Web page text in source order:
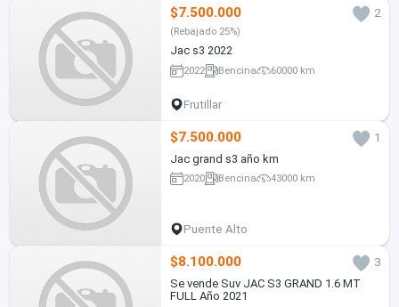
$7.500.000 2
(Rebajado 25%)
Jac s3 2022
2022 Bencina 60000 km
Frutillar
$7.500.000
1
Jac grand s3 año km
2020 Bencina 43000 km
Puente Alto
$8.100.000
3
Se vende Suv JAC S3 GRAND 1.6 MT
FULL Año 2021